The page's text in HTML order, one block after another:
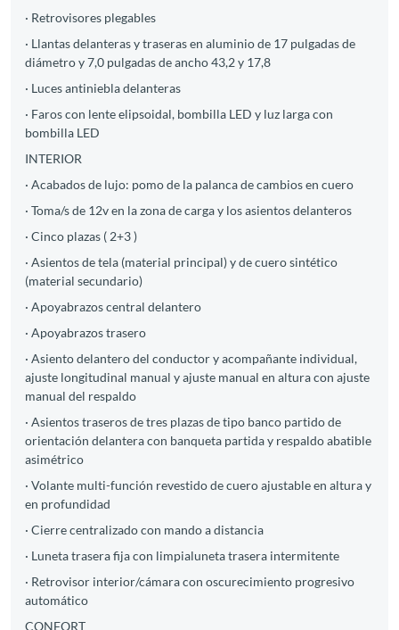
· Retrovisores plegables
· Llantas delanteras y traseras en aluminio de 17 pulgadas de
diámetro y 7,0 pulgadas de ancho 43,2 y 17,8
· Luces antiniebla delanteras
· Faros con lente elipsoidal, bombilla LED y luz larga con
bombilla LED
INTERIOR
· Acabados de lujo: pomo de la palanca de cambios en cuero
· Toma/s de 12v en la zona de carga y los asientos delanteros
· Cinco plazas ( 2+3 )
· Asientos de tela (material principal) y de cuero sintético
(material secundario)
· Apoyabrazos central delantero
· Apoyabrazos trasero
· Asiento delantero del conductor y acompañante individual,
ajuste longitudinal manual y ajuste manual en altura con ajuste
manual del respaldo
· Asientos traseros de tres plazas de tipo banco partido de
orientación delantera con banqueta partida y respaldo abatible
asimétrico
· Volante multi-función revestido de cuero ajustable en altura y
en profundidad
· Cierre centralizado con mando a distancia
· Luneta trasera fija con limpialuneta trasera intermitente
· Retrovisor interior/cámara con oscurecimiento progresivo
automático
CONFORT